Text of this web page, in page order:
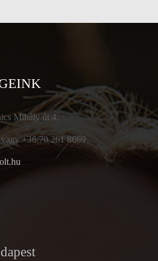
Mihály út 4.
+36/70 261 8669